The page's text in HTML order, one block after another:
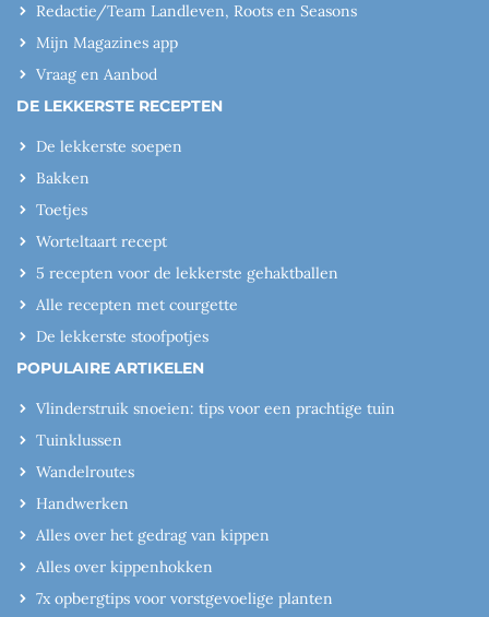
Redactie/Team Landleven, Roots en Seasons
Mijn Magazines app
Vraag en Aanbod
DE LEKKERSTE RECEPTEN
De lekkerste soepen
Bakken
Toetjes
Worteltaart recept
5 recepten voor de lekkerste gehaktballen
Alle recepten met courgette
De lekkerste stoofpotjes
POPULAIRE ARTIKELEN
Vlinderstruik snoeien: tips voor een prachtige tuin
Tuinklussen
Wandelroutes
Handwerken
Alles over het gedrag van kippen
Alles over kippenhokken
7x opbergtips voor vorstgevoelige planten